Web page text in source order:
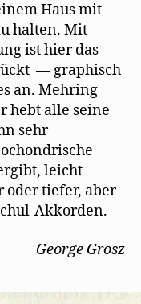
Haus mit
halten. Mit
ist hier das
— graphisch
an. Mehring
hebt alle seine
sehr
leicht
oder tiefer, aber
Akkorden.
George Grosz